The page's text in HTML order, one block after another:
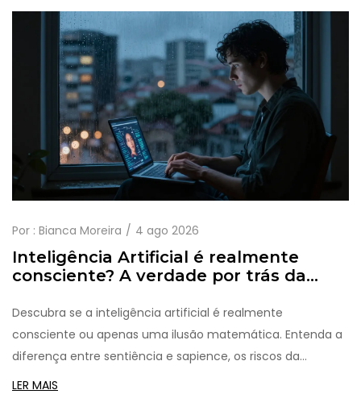
Por : Bianca Moreira 4 ago 2026
Inteligência Artificial é realmente
consciente? A verdade por trás da
Descubra se a inteligência artificial é realmente
consciente ou apenas uma ilusão matemática. Entenda a
diferença entre sentiência e sapience, os riscos da
antropomorfização e como usar a IA com critério em 2026.
LER MAIS